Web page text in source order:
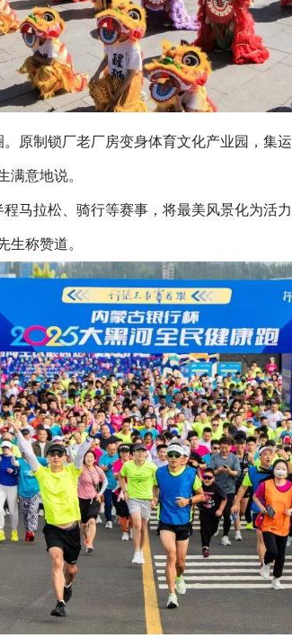
原制锁厂老厂房变身体育文化产业园，集
满意地说。
马拉松、骑行等赛事，将最美风景化为活
生称赞道。